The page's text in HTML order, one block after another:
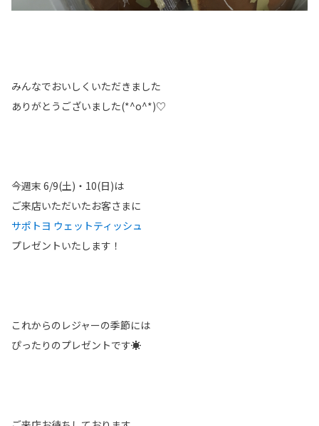
みんなでおいしくいただきました
ありがとうございました(*^o^*)♡
今週末 6/9(土)・10(日)は
ご来店いただいたお客さまに
サポトヨ ウェットティッシュ
プレゼントいたします！
これからのレジャーの季節には
ぴったりのプレゼントです☀